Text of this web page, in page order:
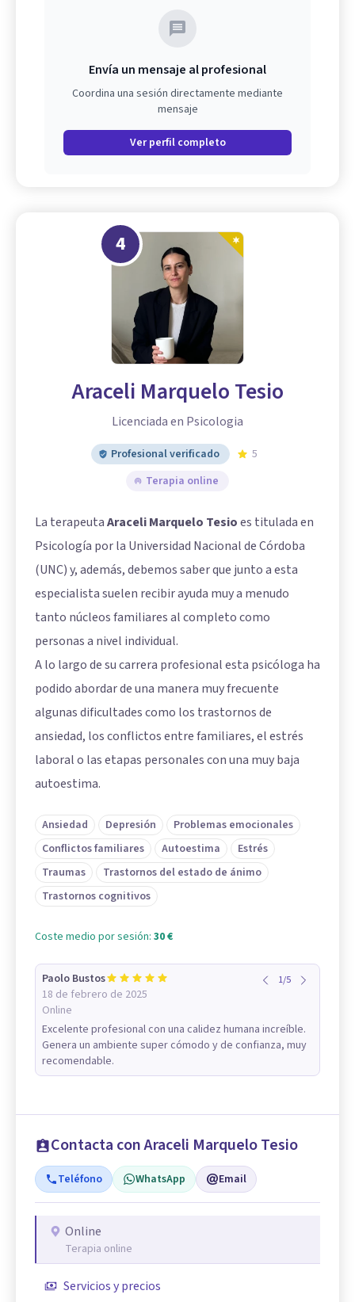
Envía un mensaje al profesional
Coordina una sesión directamente mediante
mensaje
Ver perfil completo
4
Araceli Marquelo Tesio
Licenciada en Psicologia
Profesional verificado
5
Terapia online
La terapeutaAraceli Marquelo Tesioes titulada en
Psicología por la Universidad Nacional de Córdoba
(UNC) y, además, debemos saber que junto a esta
especialista suelen recibir ayuda muy a menudo
tanto núcleos familiares al completo como
personas a nivel individual.
A lo largo de su carrera profesional esta psicóloga ha
podido abordar de una manera muy frecuente
algunas dificultades como los trastornos de
ansiedad, los conflictos entre familiares, el estrés
laboral o las etapas personales con una muy baja
autoestima.
Ansiedad Depresión
Problemas emocionales
Conflictos familiares
Autoestima
Estrés
Traumas
Trastornos del estado de ánimo
Trastornos cognitivos
Coste medio por sesión: 30 €
Paolo Bustos
18 de febrero de 2025
Online
1/5
Excelente profesional con una calidez humana increíble.
Genera un ambiente super cómodo y de confianza, muy
recomendable.
Contacta con Araceli Marquelo Tesio
Teléfono WhatsApp Email
Online
Terapia online
Servicios y precios